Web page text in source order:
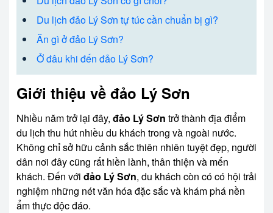
Du lịch đảo Lý Sơn tự túc cần chuẩn bị gì?
Ăn gì ở đảo Lý Sơn?
Ở đâu khi đến đảo Lý Sơn?
Giới thiệu về đảo Lý Sơn
Nhiều năm trở lại đây, đảo Lý Sơn trở thành địa điểm
du lịch thu hút nhiều du khách trong và ngoài nước.
Không chỉ sở hữu cảnh sắc thiên nhiên tuyệt đẹp, người
dân nơi đây cũng rất hiền lành, thân thiện và mến
khách. Đến với đảo Lý Sơn, du khách còn có có hội trải
nghiệm những nét văn hóa đặc sắc và khám phá nền
ẩm thực độc đáo.